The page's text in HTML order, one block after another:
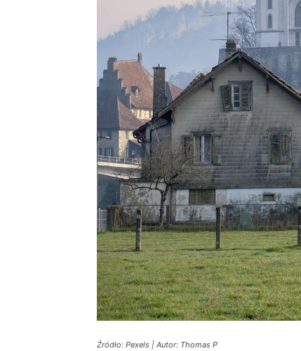
Źródło: Pexels | Autor: Thomas P